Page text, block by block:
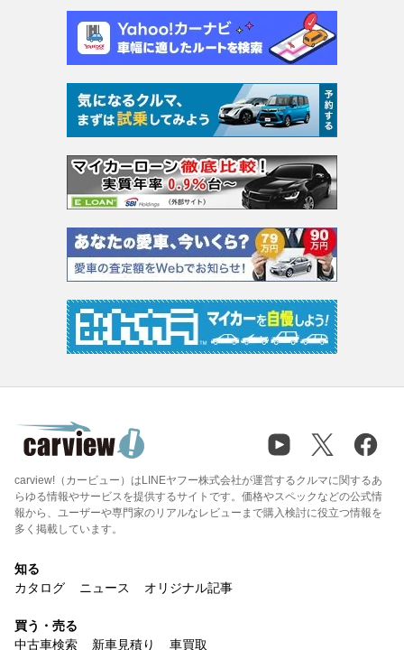
carview!（カービュー）はLINEヤフー株式会社が運営するクルマに関するあ
らゆる情報やサービスを提供するサイトです。価格やスペックなどの公式情
報から、ユーザーや専門家のリアルなレビューまで購入検討に役立つ情報を
多く掲載しています。
知る
カタログ
ニュース オリジナル記事
買う・売る
中古車検索
新車見積り 車買取